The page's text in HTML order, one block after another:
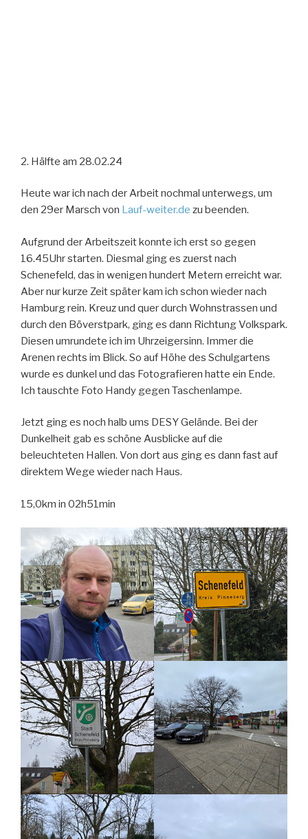
2. Hälfte am 28.02.24
Heute war ich nach der Arbeit nochmal unterwegs, um
den 29er Marsch von Lauf-weiter.de zu beenden.
Aufgrund der Arbeitszeit konnte ich erst so gegen
16.45Uhr starten. Diesmal ging es zuerst nach
Schenefeld, das in wenigen hundert Metern erreicht war.
Aber nur kurze Zeit später kam ich schon wieder nach
Hamburg rein. Kreuz und quer durch Wohnstrassen und
durch den Böverstpark, ging es dann Richtung Volkspark.
Diesen umrundete ich im Uhrzeigersinn. Immer die
Arenen rechts im Blick. So auf Höhe des Schulgartens
wurde es dunkel und das Fotografieren hatte ein Ende.
Ich tauschte Foto Handy gegen Taschenlampe.
Jetzt ging es noch halb ums DESY Gelände. Bei der
Dunkelheit gab es schöne Ausblicke auf die
beleuchteten Hallen. Von dort aus ging es dann fast auf
direktem Wege wieder nach Haus.
15,0km in 02h51min